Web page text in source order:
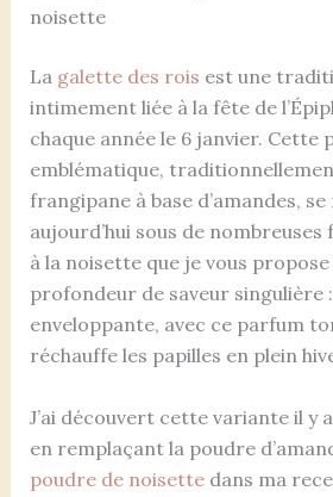
noisette
La galette des rois est une
intimement liée à la fête de
chaque année le 6 janvier. Cette
emblématique,
frangipane à base d’amandes,
aujourd’hui sous de
à la noisette que je vous
profondeur de saveur singulière
enveloppante, avec ce parfum
réchauffe les papilles en plein
J’ai découvert cette variante il y
en remplaçant la poudre
poudre de noisettedans ma